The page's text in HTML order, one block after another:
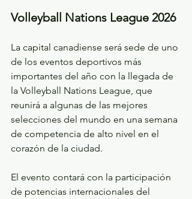
Volleyball Nations League 2026
La capital canadiense será sede de uno
de los eventos deportivos más
importantes del año con la llegada de
la Volleyball Nations League, que
reunirá a algunas de las mejores
selecciones del mundo en una semana
de competencia de alto nivel en el
corazón de la ciudad.
El evento contará con la participación
de potencias internacionales del